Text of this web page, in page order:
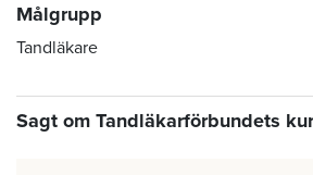
Målgrupp
Tandläkare
Sagt om Tandläkarförbundets